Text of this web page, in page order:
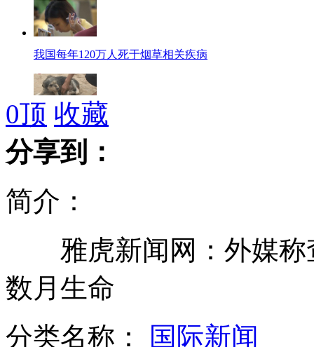
我国每年120万人死于烟草相关疾病
实拍：5岁狗妈妈哺育三只猫宝宝
金庸捐西湖书舍变会所 每餐上万
10岁男童也成飙车族 驾车离家出走
0顶 收藏
分享到：
简介：
雅虎新闻网：外媒称
数月生命
分类名称：
国际新闻